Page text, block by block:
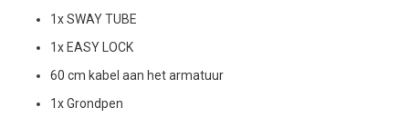
1x SWAY TUBE
1x EASY LOCK
60 cm kabel aan het armatuur
1x Grondpen